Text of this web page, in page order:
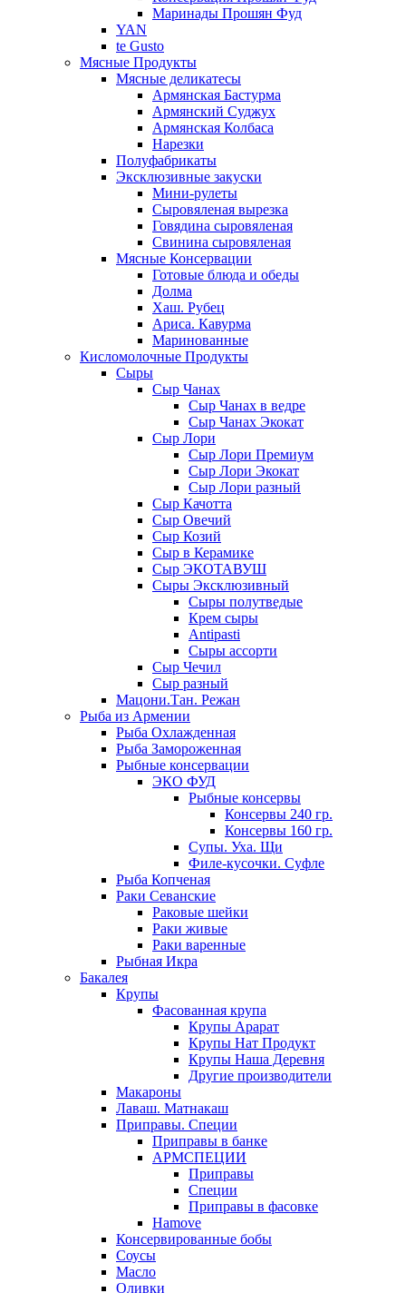
Маринады Прошян Фуд
YAN
te Gusto
Мясные Продукты
Мясные деликатесы
Армянская Бастурма
Армянский Суджух
Армянская Колбаса
Нарезки
Полуфабрикаты
Эксклюзивные закуски
Мини-рулеты
Сыровяленая вырезка
Говядина сыровяленая
Свинина сыровяленая
Мясные Консервации
Готовые блюда и обеды
Долма
Хаш. Рубец
Ариса. Кавурма
Маринованные
Кисломолочные Продукты
Сыры
Сыр Чанах
Сыр Чанах в ведре
Сыр Чанах Экокат
Сыр Лори
Сыр Лори Премиум
Сыр Лори Экокат
Сыр Лори разный
Сыр Качотта
Сыр Овечий
Сыр Козий
Сыр в Керамике
Сыр ЭКОТАВУШ
Сыры Эксклюзивный
Сыры полутведые
Крем сыры
Antipasti
Сыры ассорти
Сыр Чечил
Сыр разный
Мацони.Тан. Режан
Рыба из Армении
Рыба Охлажденная
Рыба Замороженная
Рыбные консервации
ЭКО ФУД
Рыбные консервы
Консервы 240 гр.
Консервы 160 гр.
Супы. Уха. Щи
Филе-кусочки. Суфле
Рыба Копченая
Раки Севанские
Раковые шейки
Раки живые
Раки варенные
Рыбная Икра
Бакалея
Крупы
Фасованная крупа
Крупы Арарат
Крупы Нат Продукт
Крупы Наша Деревня
Другие производители
Макароны
Лаваш. Матнакаш
Приправы. Специи
Приправы в банке
АРМСПЕЦИИ
Приправы
Специи
Приправы в фасовке
Hamove
Консервированные бобы
Соусы
Масло
Оливки